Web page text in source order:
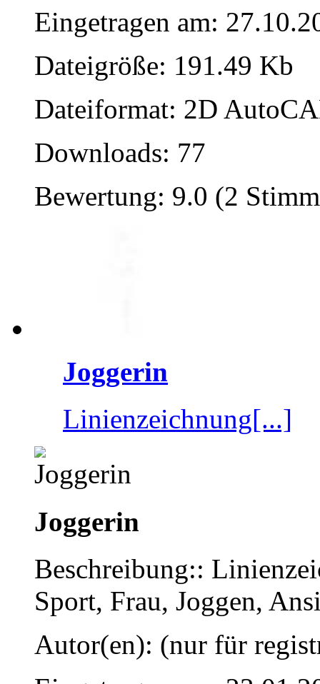
Eingetragen am:
Dateigröße: 191.49 Kb
Dateiformat: 2D
Downloads: 77
Bewertung: 9.0 (2
Joggerin
Linienzeichnung[...]
Joggerin
Beschreibung::
Sport, Frau, Joggen,
Autor(en): (nur für